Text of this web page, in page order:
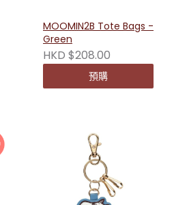
MOOMIN2B Tote Bags -
Green
HKD $208.00
預購